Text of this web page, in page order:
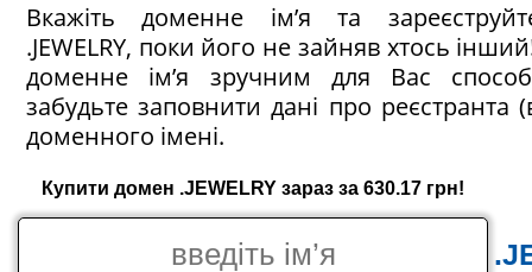
Вкажіть доменне ім’я та
.JEWELRY, поки його не зайняв хтось
доменне ім’я зручним для Вас
забудьте заповнити дані про реєстранта
доменного імені.
Купити домен .JEWELRY зараз за 630.17 грн!